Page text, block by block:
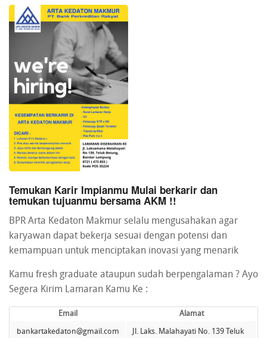
Temukan Karir Impianmu Mulai berkarir dan
temukan tujuanmu bersama AKM !!
BPR Arta Kedaton Makmur selalu mengusahakan agar
karyawan dapat bekerja sesuai dengan potensi dan
kemampuan untuk menciptakan inovasi yang menarik
Kamu fresh graduate ataupun sudah berpengalaman ? Ayo
Segera Kirim Lamaran Kamu Ke :
Email Alamat
bankartakedaton@gmail.com
Jl. Laks. Malahayati No. 139 Teluk